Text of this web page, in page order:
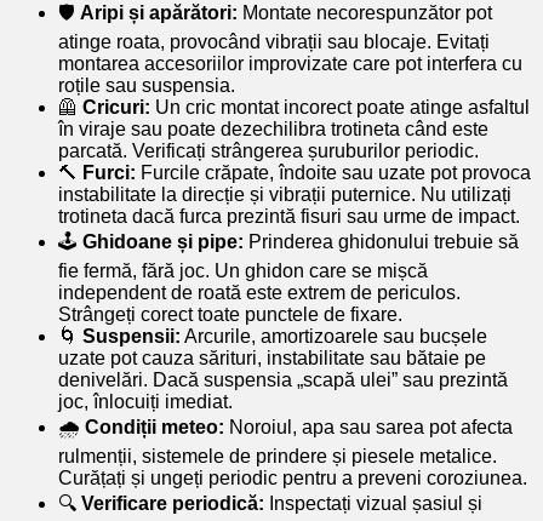
🛡️ Aripi și apărători: Montate necorespunzător pot
atinge roata, provocând vibrații sau blocaje. Evitați
montarea accesoriilor improvizate care pot interfera cu
roțile sau suspensia.
🦺 Cricuri: Un cric montat incorect poate atinge asfaltul
în viraje sau poate dezechilibra trotineta când este
parcată. Verificați strângerea șuruburilor periodic.
🔨 Furci: Furcile crăpate, îndoite sau uzate pot provoca
instabilitate la direcție și vibrații puternice. Nu utilizați
trotineta dacă furca prezintă fisuri sau urme de impact.
🕹️ Ghidoane și pipe: Prinderea ghidonului trebuie să
fie fermă, fără joc. Un ghidon care se mișcă
independent de roată este extrem de periculos.
Strângeți corect toate punctele de fixare.
🌀 Suspensii: Arcurile, amortizoarele sau bucșele
uzate pot cauza sărituri, instabilitate sau bătaie pe
denivelări. Dacă suspensia „scapă ulei” sau prezintă
joc, înlocuiți imediat.
🌧️ Condiții meteo: Noroiul, apa sau sarea pot afecta
rulmenții, sistemele de prindere și piesele metalice.
Curățați și ungeți periodic pentru a preveni coroziunea.
🔍 Verificare periodică: Inspectați vizual șasiul și